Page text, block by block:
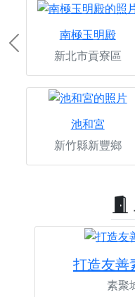
南極玉明殿
新北市貢寮區
池和宮
新竹縣新豐鄉
Previous
打造友善
素聚